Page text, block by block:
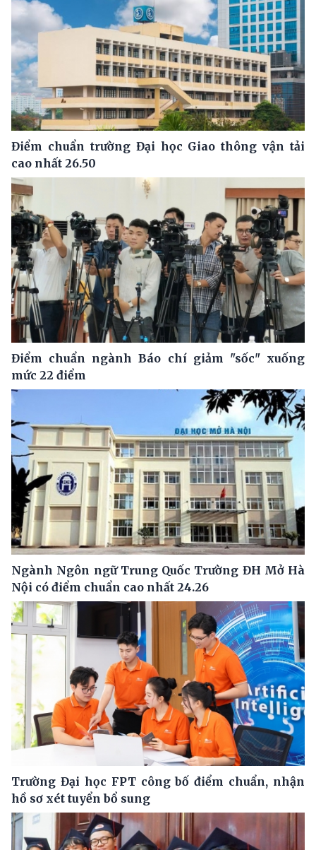
Điểm chuẩn trường Đại học Giao thông vận tải
cao nhất 26.50
Điểm chuẩn ngành Báo chí giảm "sốc" xuống
mức 22 điểm
Ngành Ngôn ngữ Trung Quốc Trường ĐH Mở Hà
Nội có điểm chuẩn cao nhất 24.26
Trường Đại học FPT công bố điểm chuẩn, nhận
hồ sơ xét tuyển bổ sung